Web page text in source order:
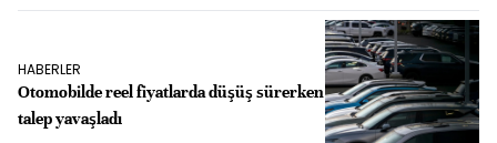
HABERLER
Otomobilde reel fiyatlarda düşüş sürerken
talep yavaşladı